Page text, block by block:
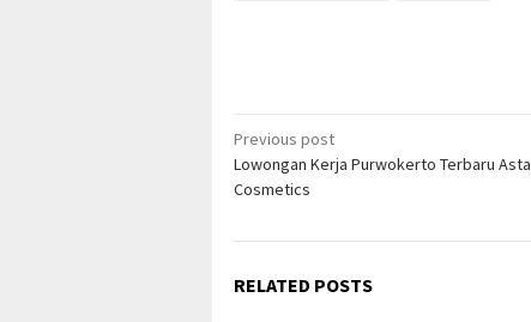
Post
navigation
Previous post
Lowongan Kerja Purwokerto Terbaru Asta
Cosmetics
RELATED POSTS